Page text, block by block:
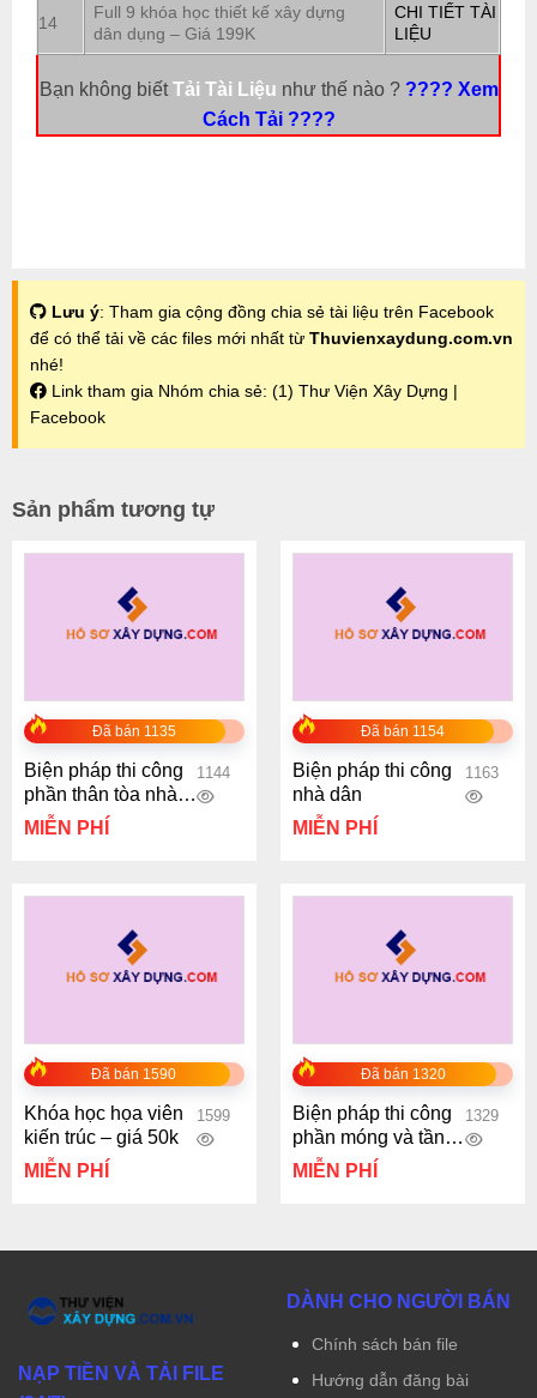
14
Full 9 khóa học thiết kế xây dựng
dân dụng – Giá 199K
CHI TIẾT TÀI
LIỆU
Bạn không biếtTải Tài Liệu như thế nào ? ???? Xem
Cách Tải ????
Lưu ý: Tham gia cộng đồng chia sẻ tài liệu trên Facebook
để có thể tải về các files mới nhất từ Thuvienxaydung.com.vn
nhé!
Link tham gia Nhóm chia sẻ: (1) Thư Viện Xây Dựng |
Facebook
Sản phẩm tương tự
Đã bán 1135
Biện pháp thi công
phần thân tòa nhà
chung cư
1144
MIỄN PHÍ
Đã bán 1154
Biện pháp thi công
nhà dân
1163
MIỄN PHÍ
Đã bán 1590
Khóa học họa viên
kiến trúc – giá 50k
1599
MIỄN PHÍ
Đã bán 1320
Biện pháp thi công
phần móng và tầng
hầm
1329
MIỄN PHÍ
NẠP TIỀN VÀ TẢI FILE
DÀNH CHO NGƯỜI BÁN
Chính sách bán file
Hướng dẫn đăng bài